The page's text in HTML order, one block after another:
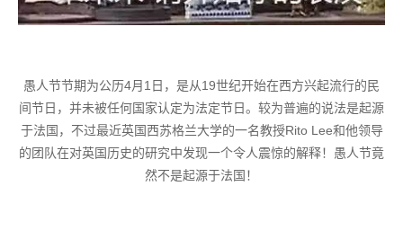
愚人节节期为公历4月1日，是从19世纪开始在西方兴起流行的民
间节日，并未被任何国家认定为法定节日。较为普遍的说法是起源
于法国，不过最近英国西苏格兰大学的一名教授Rito Lee和他领导
的团队在对英国历史的研究中发现一个令人震惊的解释！愚人节竟
然不是起源于法国！